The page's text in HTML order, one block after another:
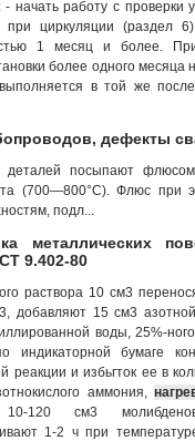
начать работу с проверки
при циркуляции (раздел
1 месяц и более. При
более одного месяца
в той же
дефекты
деталей посыпают
(700—800°С). Флюс при
подл...
металлических
9.402-80
раствора 10 см3
добавляют 15 см3
воды, 25%-
индикаторной бумаге
реакции и избьгток ее в
аммония,
120 см3
1-2 ч при